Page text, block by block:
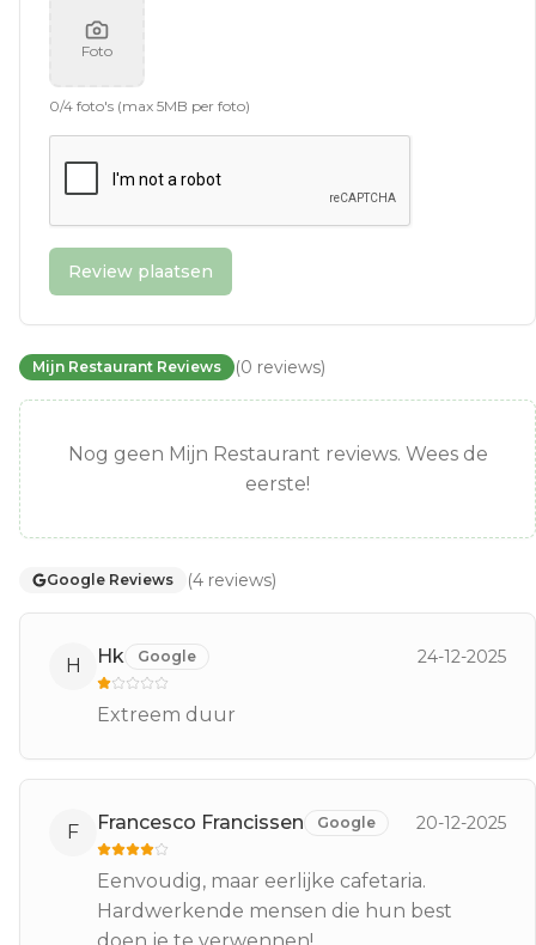
Foto
0/4 foto's (max 5MB per foto)
Review plaatsen
Mijn Restaurant Reviews (0 reviews)
Nog geen Mijn Restaurant reviews. Wees de
eerste!
Google Reviews (4 reviews)
H Hk Google 24-12-2025
Extreem duur
F Francesco Francissen Google 20-12-2025
Eenvoudig, maar eerlijke cafetaria.
Hardwerkende mensen die hun best